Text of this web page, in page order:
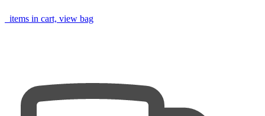
items in cart, view bag